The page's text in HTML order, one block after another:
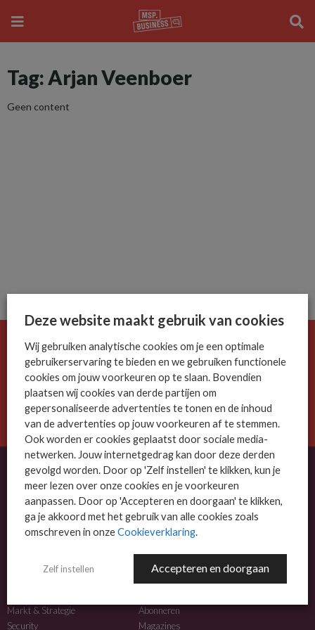
Tag: Arjan Veenboer
Geen content
De ICT-wereld is snel. Mis niets.
Meld je nu aan voor de MSP Business nieuwsbrief.
AANMELDEN
OVER MSP BUSINESS
MSP Business is het kennisplatform voor IT-dienstverleners met MKB-focus.
NIEUWS
Markt & Strategie
Security
MEER INFO
Abonneren
Magazines
Deze website maakt gebruik van cookies
Wij gebruiken analytische cookies om je een optimale
gebruikerservaring te bieden en we gebruiken functionele
cookies om jouw voorkeuren op te slaan. Bovendien
plaatsen wij cookies van derde partijen om
gepersonaliseerde advertenties te tonen en de inhoud
van de advertenties op jouw voorkeuren af te stemmen.
Ook worden er cookies geplaatst door sociale media-
netwerken. Jouw internetgedrag kan door deze derden
gevolgd worden. Door op 'Zelf instellen' te klikken, kun je
meer lezen over onze cookies en je voorkeuren
aanpassen. Door op 'Accepteren en doorgaan' te klikken,
ga je akkoord met het gebruik van alle cookies zoals
omschreven in onzeCookieverklaring.
Zelf instellen Accepteren en doorgaan